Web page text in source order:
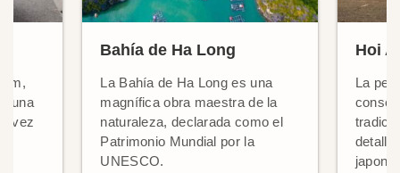
una
vez
Bahía de Ha Long
La Bahía de Ha Long es una
magnífica obra maestra de la
naturaleza, declarada como el
Patrimonio Mundial por la
UNESCO.
Hoi
La